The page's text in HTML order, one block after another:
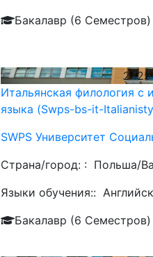
Бакалавр (6 Семестров)
2425
Итальянская филология с
языка (Swps-bs-it-
SWPS Университет
Страна/город: : Польша/
Языки обучения::
Бакалавр (6 Семестров)